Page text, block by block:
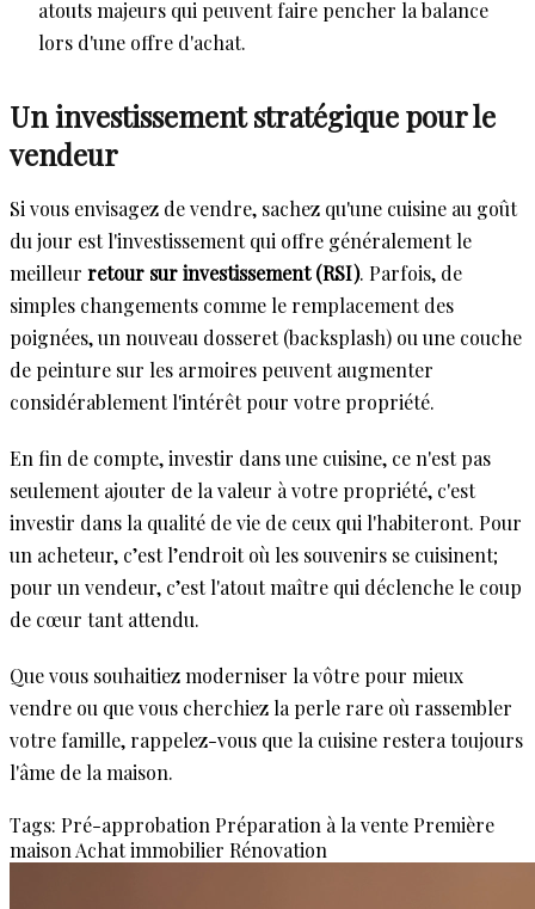
atouts majeurs qui peuvent faire pencher la balance
lors d'une offre d'achat.
Un investissement stratégique pour le
vendeur
Si vous envisagez de vendre, sachez qu'une cuisine au goût
du jour est l'investissement qui offre généralement le
meilleur retour sur investissement (RSI). Parfois, de
simples changements comme le remplacement des
poignées, un nouveau dosseret (backsplash) ou une couche
de peinture sur les armoires peuvent augmenter
considérablement l'intérêt pour votre propriété.
En fin de compte, investir dans une cuisine, ce n'est pas
seulement ajouter de la valeur à votre propriété, c'est
investir dans la qualité de vie de ceux qui l'habiteront. Pour
un acheteur, c’est l’endroit où les souvenirs se cuisinent;
pour un vendeur, c’est l'atout maître qui déclenche le coup
de cœur tant attendu.
Que vous souhaitiez moderniser la vôtre pour mieux
vendre ou que vous cherchiez la perle rare où rassembler
votre famille, rappelez-vous que la cuisine restera toujours
l'âme de la maison.
Tags: Pré-approbation Préparation à la vente Première
maison Achat immobilier Rénovation